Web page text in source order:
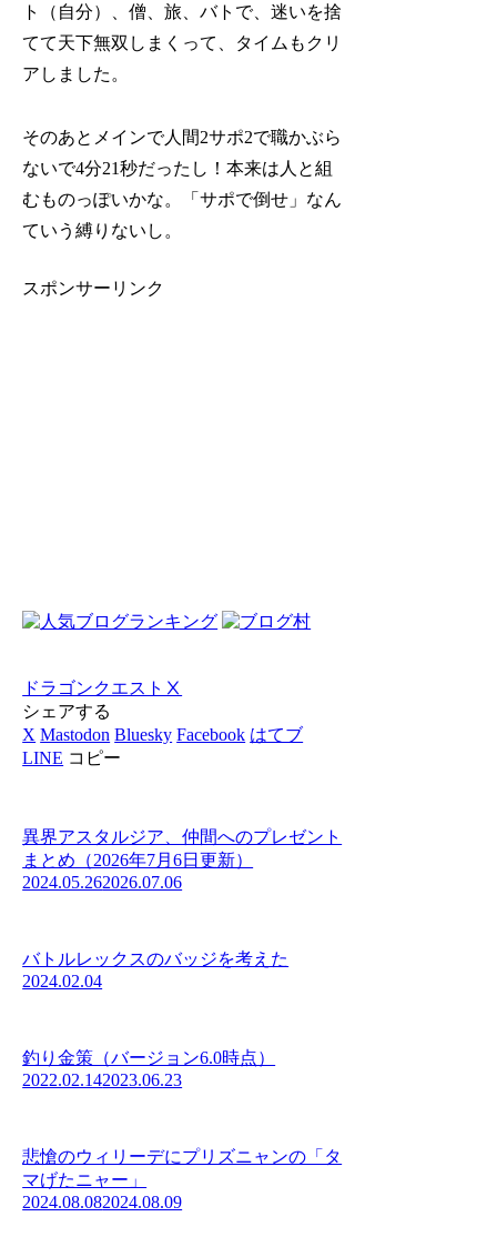
ト（自分）、僧、旅、バトで、迷いを捨
てて天下無双しまくって、タイムもクリ
アしました。
そのあとメインで人間2サポ2で職かぶら
ないで4分21秒だったし！本来は人と組
むものっぽいかな。「サポで倒せ」なん
ていう縛りないし。
スポンサーリンク
ドラゴンクエストⅩ
シェアする
X Mastodon Bluesky Facebook はてブ
LINE コピー
異界アスタルジア、仲間へのプレゼント
まとめ（2026年7月6日更新）
2024.05.262026.07.06
バトルレックスのバッジを考えた
2024.02.04
釣り金策（バージョン6.0時点）
2022.02.142023.06.23
悲愴のウィリーデにプリズニャンの「タ
マげたニャー」
2024.08.082024.08.09